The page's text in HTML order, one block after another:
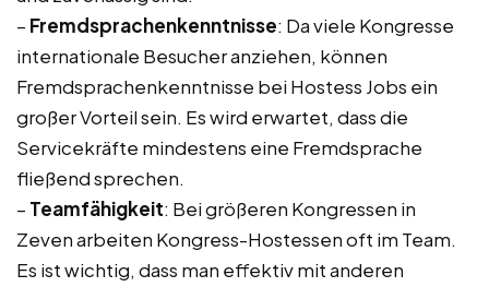
– Fremdsprachenkenntnisse: Da viele Kongresse
internationale Besucher anziehen, können
Fremdsprachenkenntnisse bei Hostess Jobs ein
großer Vorteil sein. Es wird erwartet, dass die
Servicekräfte mindestens eine Fremdsprache
fließend sprechen.
– Teamfähigkeit: Bei größeren Kongressen in
Zeven arbeiten Kongress-Hostessen oft im Team.
Es ist wichtig, dass man effektiv mit anderen